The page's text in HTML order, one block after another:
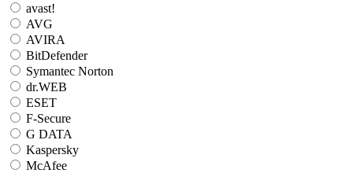
avast!
AVG
AVIRA
BitDefender
Symantec Norton
dr.WEB
ESET
F-Secure
G DATA
Kaspersky
McAfee